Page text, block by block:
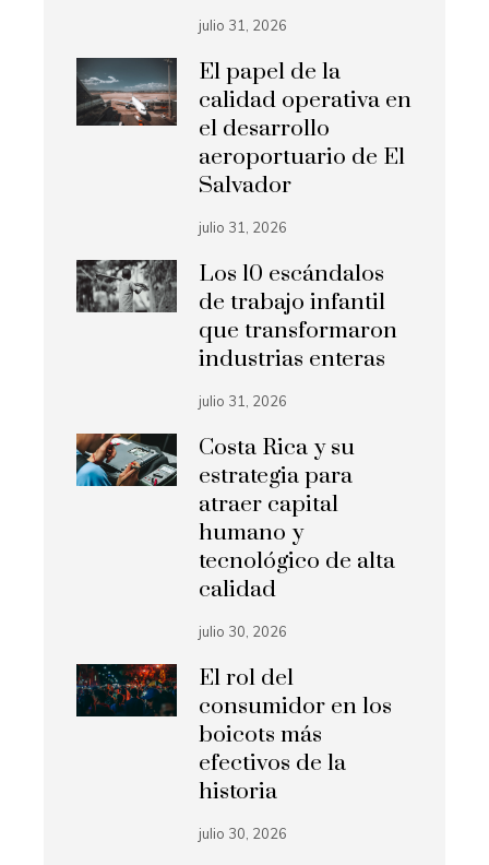
julio 31, 2026
El papel de la
calidad operativa en
el desarrollo
aeroportuario de El
Salvador
julio 31, 2026
Los 10 escándalos
de trabajo infantil
que transformaron
industrias enteras
julio 31, 2026
Costa Rica y su
estrategia para
atraer capital
humano y
tecnológico de alta
calidad
julio 30, 2026
El rol del
consumidor en los
boicots más
efectivos de la
historia
julio 30, 2026